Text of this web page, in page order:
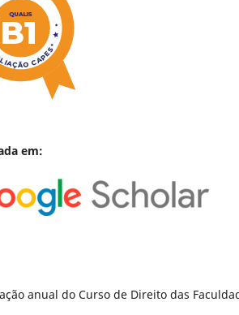
em:
anual do Curso de Direito das